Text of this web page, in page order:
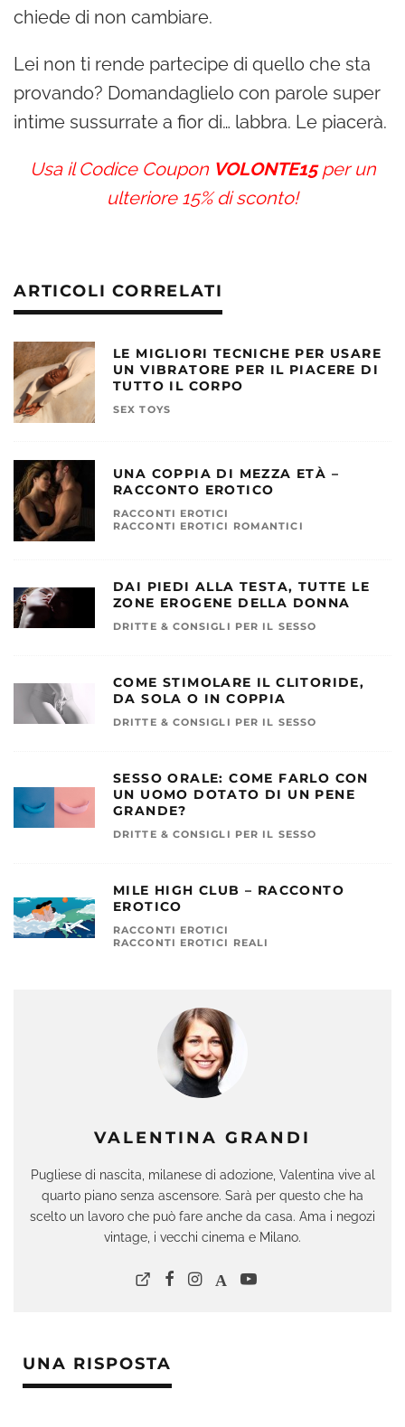
chiede di non cambiare.
Lei non ti rende partecipe di quello che sta
provando? Domandaglielo con parole super
intime sussurrate a fior di… labbra. Le piacerà.
Usa il Codice Coupon VOLONTE15per un
ulteriore 15% di sconto!
VALENTINA GRANDI
Pugliese di nascita, milanese di adozione, Valentina vive al
quarto piano senza ascensore. Sarà per questo che ha
scelto un lavoro che può fare anche da casa. Ama i negozi
vintage, i vecchi cinema e Milano.
ARTICOLI CORRELATI
LE MIGLIORI TECNICHE PER USARE
UN VIBRATORE PER IL PIACERE DI
TUTTO IL CORPO
SEX TOYS
UNA COPPIA DI MEZZA ETÀ –
RACCONTO EROTICO
RACCONTI EROTICI
RACCONTI EROTICI ROMANTICI
DAI PIEDI ALLA TESTA, TUTTE LE
ZONE EROGENE DELLA DONNA
DRITTE & CONSIGLI PER IL SESSO
COME STIMOLARE IL CLITORIDE,
DA SOLA O IN COPPIA
DRITTE & CONSIGLI PER IL SESSO
SESSO ORALE: COME FARLO CON
UN UOMO DOTATO DI UN PENE
GRANDE?
DRITTE & CONSIGLI PER IL SESSO
MILE HIGH CLUB – RACCONTO
EROTICO
RACCONTI EROTICI
RACCONTI EROTICI REALI
UNA RISPOSTA